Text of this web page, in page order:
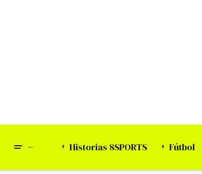
Historias 8SPORTS Fútbol